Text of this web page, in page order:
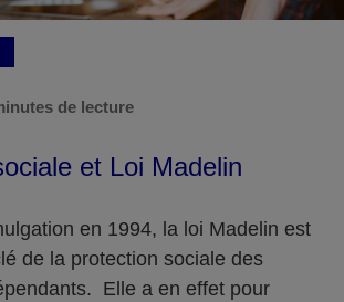
de lecture
et Loi Madelin
en 1994, la loi Madelin est
de la protection sociale des
Elle a en effet pour